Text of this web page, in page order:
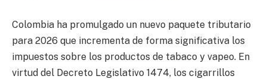
Colombia ha promulgado un nuevo paquete tributario
para 2026 que incrementa de forma significativa los
impuestos sobre los productos de tabaco y vapeo. En
virtud del Decreto Legislativo 1474, los cigarrillos